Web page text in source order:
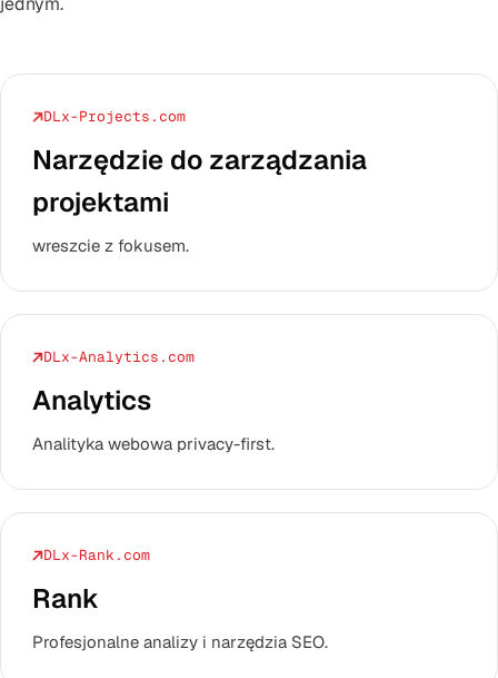
DLx-Projects.com
Narzędzie do zarządzania
projektami
wreszcie z fokusem.
DLx-Analytics.com
Analytics
Analityka webowa privacy-first.
DLx-Rank.com
Rank
Profesjonalne analizy i narzędzia SEO.